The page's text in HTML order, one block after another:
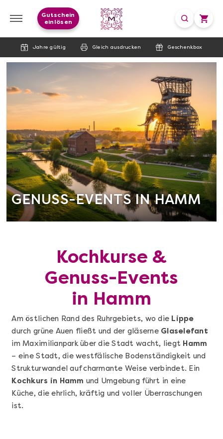
Jahre gültig Gleich ausdrucken Geschenkbox
Gutschein
einlösen
GENUSS-EVENTS IN HAMM
Kochkurse &
Genuss-Events
in Hamm
Am östlichen Rand des Ruhrgebiets, wo die Lippe
durch grüne Auen fließt und der gläserne Glaselefant
im Maximilianpark über die Stadt wacht, liegt Hamm
– eine Stadt, die westfälische Bodenständigkeit und
Strukturwandel auf charmante Weise verbindet. Ein
Kochkurs in Hamm und Umgebung führt in eine
Küche, die ehrlich, kräftig und voller Überraschungen
ist.